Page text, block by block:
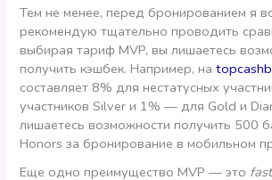
Тем не менее, перед бронированием я
рекомендую тщательно проводить
выбирая тариф MVP, вы лишаетесь
получить кэшбек. Например, на
составляет 8% для нестатусных
участников Silver и 1% — для Gold и
лишаетесь возможности получить 500
Honors за бронирование в мобильном
Еще одно преимущество MVP — это